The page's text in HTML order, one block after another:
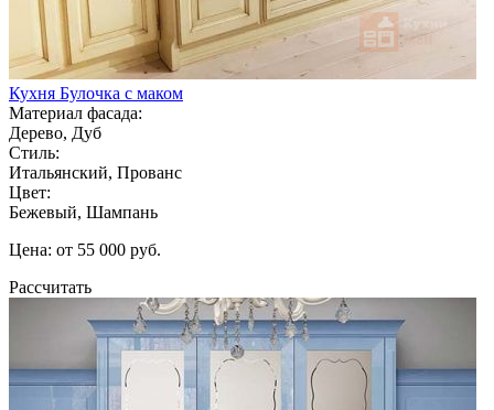
Кухня Булочка с маком
Материал фасада:
Дерево, Дуб
Стиль:
Итальянский, Прованс
Цвет:
Бежевый, Шампань
Цена: от 55 000 руб.
Рассчитать